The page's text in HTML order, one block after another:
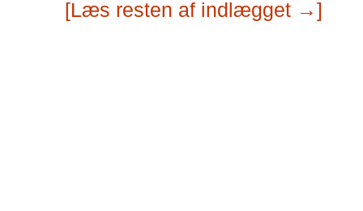
[Læs resten af indlægget →]